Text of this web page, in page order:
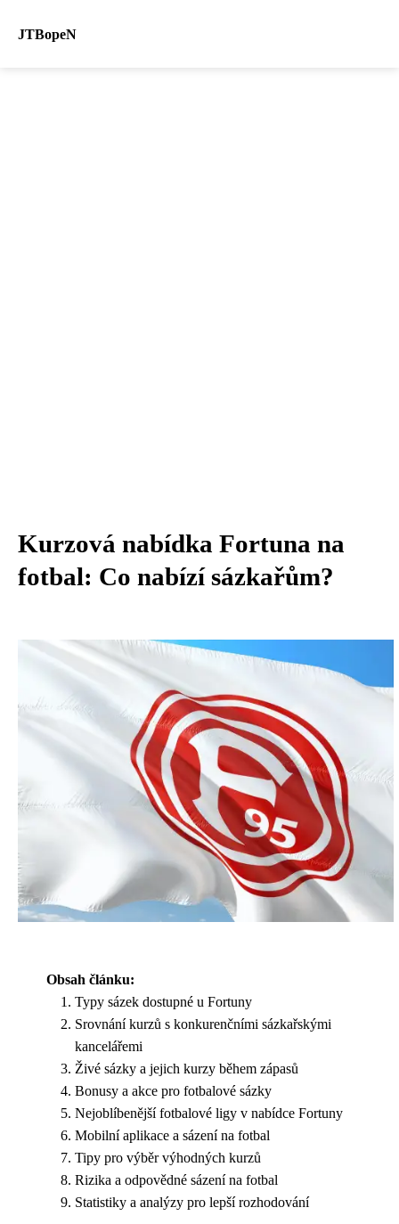
JTBopeN
Kurzová nabídka Fortuna na
fotbal: Co nabízí sázkařům?
Obsah článku:
Typy sázek dostupné u Fortuny
Srovnání kurzů s konkurenčními sázkařskými
kancelářemi
Živé sázky a jejich kurzy během zápasů
Bonusy a akce pro fotbalové sázky
Nejoblíbenější fotbalové ligy v nabídce Fortuny
Mobilní aplikace a sázení na fotbal
Tipy pro výběr výhodných kurzů
Rizika a odpovědné sázení na fotbal
Statistiky a analýzy pro lepší rozhodování